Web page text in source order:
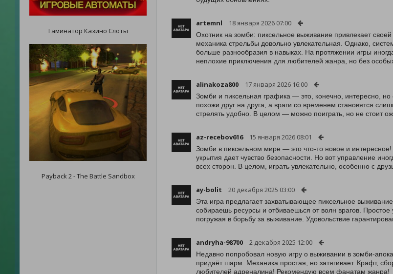
Гаминатор Казино Слоты
Payback 2 - The Battle Sandbox
artemnl 18 января 2026 07:00
Охотник на зомби: пиксельное выживание привлекает
механика стрельбы довольно увлекательная. Однако,
больше разнообразия в навыках. На протяжении игры
неплохие приключения для любителей жанра, но без
alinakoza800 17 января 2026 16:00
Зомби и пиксельная графика — это, конечно, интересно,
похожи друг на друга, а враги со временем становятся
стрелять удобно. В целом — можно поиграть, но не стоит
az-recebov616 15 января 2026 08:01
Зомби в пиксельном мире — это что-то новое и
укрытия дает чувство безопасности. Но вот управление
всех сторон. В целом, играть увлекательно, особенно с
ay-bolit 20 декабря 2025 03:00
Эта игра предлагает захватывающее пиксельное
собираешь ресурсы и отбиваешься от волн врагов.
погружая в борьбу за выживание. Удовольствие
andryha-98700 2 декабря 2025 12:00
Недавно попробовал новую игру о выживании в зомби-
придаёт шарм. Механика простая, но затягивает. Крафт,
любителей адреналина! Рекомендую всем фанатам жанра!